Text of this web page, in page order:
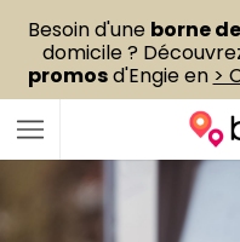
Besoin d'une borne
domicile ?
promosd'Engie en >